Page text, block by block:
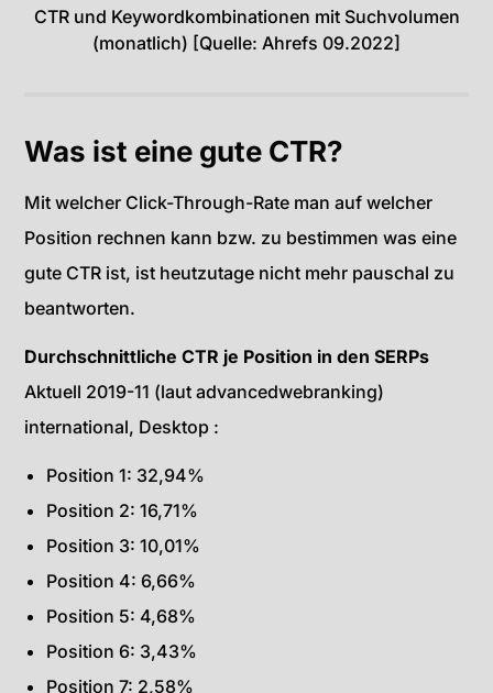
CTR und Keywordkombinationen mit Suchvolumen
(monatlich) [Quelle: Ahrefs 09.2022]
Was ist eine gute CTR?
Mit welcher Click-Through-Rate man auf welcher
Position rechnen kann bzw. zu bestimmen was eine
gute CTR ist, ist heutzutage nicht mehr pauschal zu
beantworten.
Durchschnittliche CTR je Position in den SERPs
Aktuell 2019-11 (laut advancedwebranking)
international, Desktop :
Position 1: 32,94%
Position 2: 16,71%
Position 3: 10,01%
Position 4: 6,66%
Position 5: 4,68%
Position 6: 3,43%
Position 7: 2,58%